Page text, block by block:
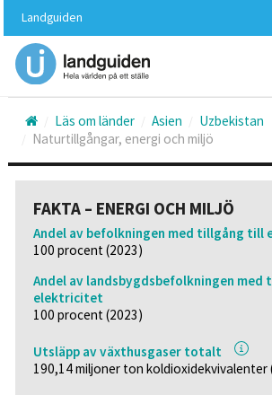
huvudinnehållet
Landguiden
Läs om länder Asien
Uzbekistan
Naturtillgångar, energi och miljö
FAKTA – ENERGI OCH MILJÖ
Andel av befolkningen med tillgång
100 procent (2023)
Andel av landsbygdsbefolkningen
elektricitet
100 procent (2023)
Utsläpp av växthusgaser totalt
190,14 miljoner ton koldioxidekvivalenter